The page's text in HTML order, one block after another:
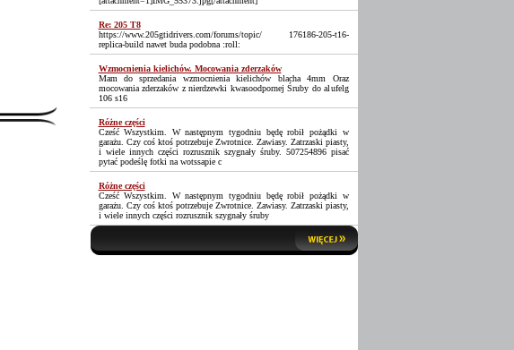
Re: 205 T8
https://www.205gtidrivers.com/forums/topic/ 176186-205-t16-
replica-build nawet buda podobna :roll:
Wzmocnienia kielichów. Mocowania zderzaków
Mam do sprzedania wzmocnienia kielichów blacha 4mm Oraz
mocowania zderzaków z nierdzewki kwasoodpornej Śruby do alufelg
106 s16
Różne części
Cześć Wszystkim. W następnym tygodniu będę robił pożądki w
garażu. Czy coś ktoś potrzebuje Zwrotnice. Zawiasy. Zatrzaski piasty,
i wiele innych części rozrusznik szygnały śruby. 507254896 pisać
pytać podeślę fotki na wotssapie c
Różne części
Cześć Wszystkim. W następnym tygodniu będę robił pożądki w
garażu. Czy coś ktoś potrzebuje Zwrotnice. Zawiasy. Zatrzaski piasty,
i wiele innych części rozrusznik szygnały śruby